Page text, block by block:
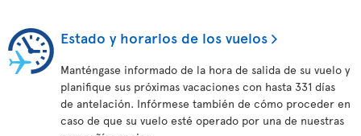
Estado y horarios de los vuelos
Manténgase informado de la hora de salida de su vuelo y
planifique sus próximas vacaciones con hasta 331 días
de antelación. Infórmese también de cómo proceder en
caso de que su vuelo esté operado por una de nuestras